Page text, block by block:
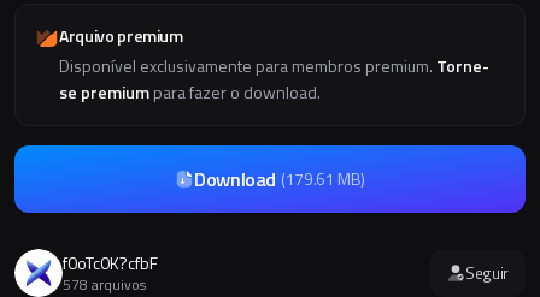
Arquivo premium
Disponível exclusivamente para membros premium. Torne-
se premiumpara fazer o download.
Download (179.61 MB)
f0oTc0K?cfbF
578 arquivos Seguir